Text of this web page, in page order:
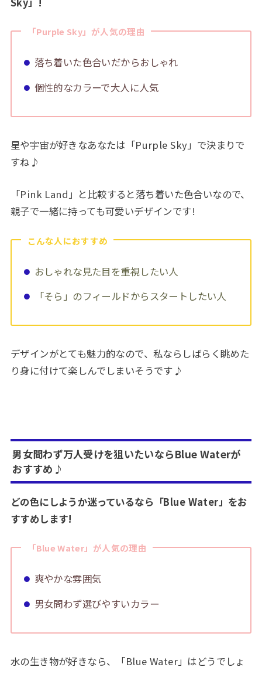
「Purple Sky」が人気の理由
落ち着いた色合いだからおしゃれ
個性的なカラーで大人に人気
星や宇宙が好きなあなたは「Purple Sky」で決まりで
すね♪
「Pink Land」と比較すると落ち着いた色合いなので、
親子で一緒に持っても可愛いデザインです!
こんな人におすすめ
おしゃれな見た目を重視したい人
「そら」のフィールドからスタートしたい人
デザインがとても魅力的なので、私ならしばらく眺めた
り身に付けて楽しんでしまいそうです♪
男女問わず万人受けを狙いたいならBlue Waterが
おすすめ♪
どの色にしようか迷っているなら「Blue Water」をお
すすめします!
「Blue Water」が人気の理由
爽やかな雰囲気
男女問わず選びやすいカラー
水の生き物が好きなら、「Blue Water」はどうでしょ